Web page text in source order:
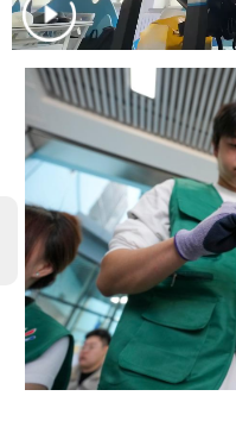
食品 人居
城市 旅游
彩票 娱乐
公益 一带一路
文化产业
地方频道